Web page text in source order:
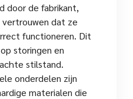
door de fabrikant,
dat ze
functioneren. Dit
storingen en
stilstand.
onderdelen zijn
materialen die